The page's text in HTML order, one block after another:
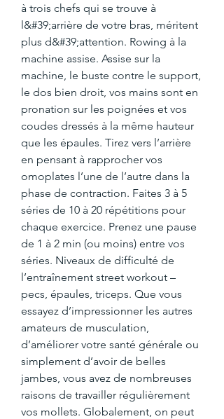
à trois chefs qui se trouve à
l&#39;arrière de votre bras, méritent
plus d&#39;attention. Rowing à la
machine assise. Assise sur la
machine, le buste contre le support,
le dos bien droit, vos mains sont en
pronation sur les poignées et vos
coudes dressés à la même hauteur
que les épaules. Tirez vers l’arrière
en pensant à rapprocher vos
omoplates l’une de l’autre dans la
phase de contraction. Faites 3 à 5
séries de 10 à 20 répétitions pour
chaque exercice. Prenez une pause
de 1 à 2 min (ou moins) entre vos
séries. Niveaux de difficulté de
l’entraînement street workout –
pecs, épaules, triceps. Que vous
essayez d’impressionner les autres
amateurs de musculation,
d’améliorer votre santé générale ou
simplement d’avoir de belles
jambes, vous avez de nombreuses
raisons de travailler régulièrement
vos mollets. Globalement, on peut